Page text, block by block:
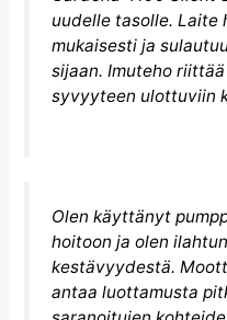
uudelle tasolle. Laite
mukaisesti ja
sijaan. Imuteho
syvyyteen ulottuviin
Olen käyttänyt
hoitoon ja olen
kestävyydestä.
antaa luottamusta